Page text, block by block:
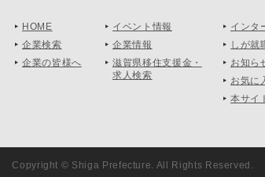
HOME
企業検索
企業の皆様へ
イベント情報
企業情報
滋賀県移住支援金・
求人検索
インタ
しが就
お知ら
お気に
本サイ
Copyright © Shiga Prefecture. All Rights Reserved.